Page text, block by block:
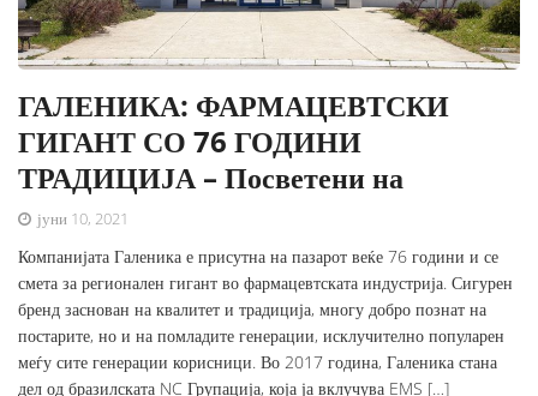
ГАЛЕНИКА: ФАРМАЦЕВТСКИ
ГИГАНТ СО 76 ГОДИНИ
ТРАДИЦИЈА – Посветени на
јуни 10, 2021
Компанијата Галеника е присутна на пазарот веќе 76 години и се
смета за регионален гигант во фармацевтската индустрија. Сигурен
бренд заснован на квалитет и традиција, многу добро познат на
постарите, но и на помладите генерации, исклучително популарен
меѓу сите генерации корисници. Во 2017 година, Галеника стана
дел од бразилската NC Групација, која ја вклучува EMS […]